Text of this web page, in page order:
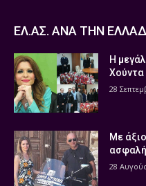
ΕΛ.ΑΣ. ΑΝΑ ΤΗΝ
Η
Χούντα
28
Με
28